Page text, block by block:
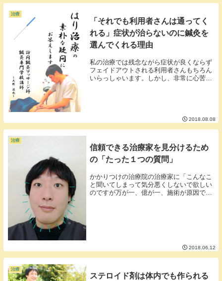
応といえます。■熱が出るのは体の異常事
治療
「それでも利用者さんは通ってく
れる」症状が治らないのに鍼灸を
選んでくれる理由
私の治療では残念ながら症状が良くならず
フェイドアウトされる利用者さんもちろん
いらっしゃいます。しかし、非常に心苦し
2018.08.08
治療
信頼できる治療家を見分けるため
の「たった１つの質問」
かかりつけの治療院の治療家に「こんなこ
と聞いてしまって気分悪くしないで欲しい
のですが万が一、億が一、施術が原因で○○
2018.06.12
治療
ステロイド剤は体内でも作られる